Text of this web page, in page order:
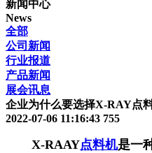
新闻中心
News
全部
公司新闻
行业报道
产品新闻
展会讯息
企业为什么要选择X-RAY点
2022-07-06 11:16:43 755
X-RAAY点料机是一